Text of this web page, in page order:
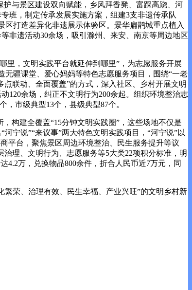
与景区建设双向赋能，乡风拜香凳、富踩高跷、河
班，制定传承发展实施方案，组建3支非遗传承队
区打造差异化非遗展示体验区。景华扁鹊城重点植入
非遗活动30余场，吸引滁州、来安、南京等周边地区
，文明实践平台就延伸到哪里”，为志愿服务开展
无疆课堂、爱心妈妈等特色志愿服务项目，围绕“一老
联动、全面覆盖”的方式，深入社区、乡村开展文明
120余场，纠正不文明行为200余起。组织环境整治志
市级典型13个，县级典型87个。
构建全覆盖“15分钟文明实践圈”，这些场地不仅是
宁说”“来议事”两大特色文明实践项目，“河宁说”以
平台，聚焦景区周边环境整治、民生服务提升等议
理、文明行为、志愿服务等5大类22项积分标准，明
4.2万，兑换物品800余件，折合人民币近7万元，同
荣、治理有效、民生幸福、产业兴旺”的文明乡村新